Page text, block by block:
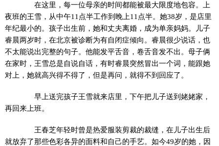
在这里，每一位母亲的时间都能被最大限度地包容。上
夜班的王雪，从中午11点半工作到晚上11点半。她38岁，是店里
年纪最小的。孩子出生前，她和丈夫离婚，成为单亲妈妈。儿子
睿晨两岁时，在北京被诊断为有自闭症倾向。睿晨很少说话，也
不太能说出完整的句子。他能发平舌音，卷舌音发不出。母子俩
在家时，王雪总是自说自话，有时睿晨突然冒出一个词，能跟她
对上，她就高兴得不得了，但是再问，就得不到回应了。
早上送完孩子王雪就来店里，下午把儿子送到姥姥家，
再回来上班。
王春芝年轻时曾是热爱服装剪裁的裁缝，在儿子出生后
就放弃了那些色彩各异的面料和自己的手艺。如今49岁的她，因